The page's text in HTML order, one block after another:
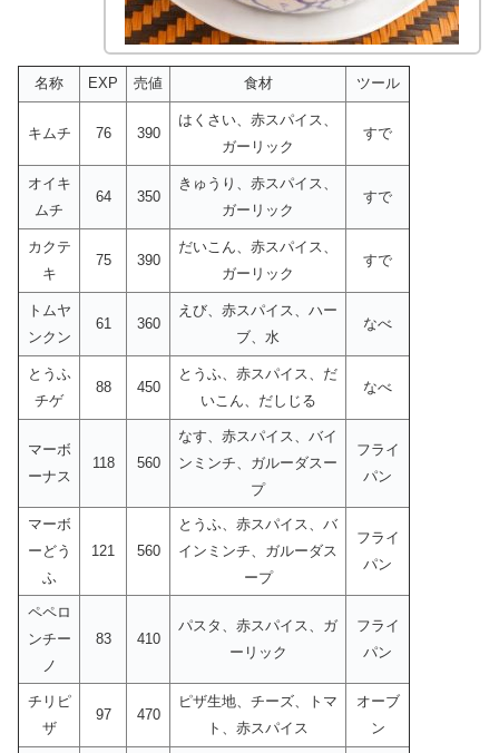
名称 EXP 売値 食材 ツール
キムチ 76 390
はくさい、赤スパイス、
ガーリック
すで
オイキ
ムチ
64 350
きゅうり、赤スパイス、
ガーリック
すで
カクテ
キ
75 390
だいこん、赤スパイス、
ガーリック
すで
トムヤ
ンクン
61 360
えび、赤スパイス、ハー
ブ、水
なべ
とうふ
チゲ
88 450
とうふ、赤スパイス、だ
いこん、だしじる
なべ
マーボ
ーナス
118 560
なす、赤スパイス、バイ
ンミンチ、ガルーダスー
プ
フライ
パン
マーボ
ーどう
ふ
121 560
とうふ、赤スパイス、バ
インミンチ、ガルーダス
ープ
フライ
パン
ペペロ
ンチー
ノ
83 410
パスタ、赤スパイス、ガ
ーリック
フライ
パン
チリピ
ザ
97 470
ピザ生地、チーズ、トマ
ト、赤スパイス
オーブ
ン